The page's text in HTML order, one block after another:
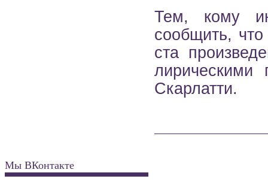
Тем, кому
сообщить,
ста
Скарлатти.
Мы ВКонтакте